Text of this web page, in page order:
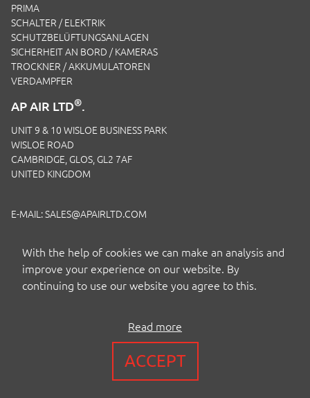
PRIMA
SCHALTER / ELEKTRIK
SCHUTZBELÜFTUNGSANLAGEN
SICHERHEIT AN BORD / KAMERAS
TROCKNER / AKKUMULATOREN
VERDAMPFER
AP AIR LTD®.
UNIT 9 & 10 WISLOE BUSINESS PARK
WISLOE ROAD
CAMBRIDGE, GLOS, GL2 7AF
UNITED KINGDOM
E-MAIL:SALES@APAIRLTD.COM
With the help of cookies we can make an analysis and
improve your experience on our website. By
continuing to use our website you agree to this.
Read more
ACCEPT